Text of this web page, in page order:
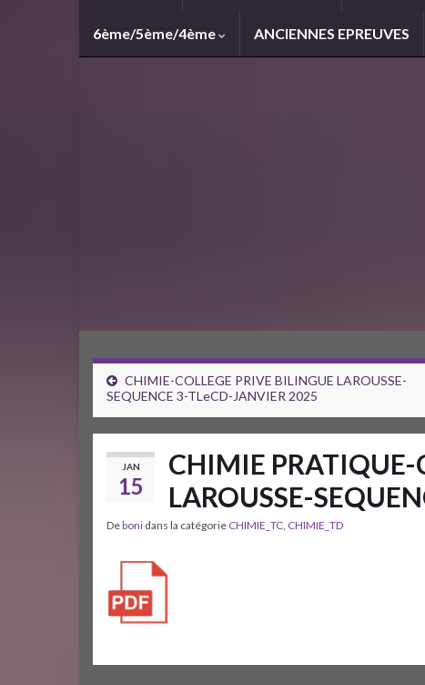
6ème/5ème/4ème ANCIENNES EPREUVES
CHIMIE-COLLEGE PRIVE BILINGUE LAROUSSE-
SEQUENCE 3-TLeCD-JANVIER 2025
JAN
15
CHIMIE PRATIQUE-
LAROUSSE-
Deboni dans la catégorie CHIMIE_TC, CHIMIE_TD